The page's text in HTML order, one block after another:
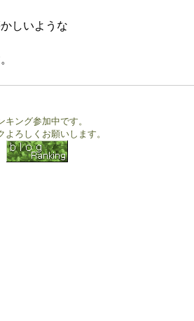
しいような
キング参加中です。
よろしくお願いします。